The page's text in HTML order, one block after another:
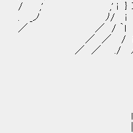
/ ,' ,' i } ＞ ))
. _ノ ﾉ/ i il,､ i
／ ／ / ｀l 込＞
／ ／ / il r-､/
／ ／ ./ ﾉ } /
l^l.| | /
| U ﾚ'/